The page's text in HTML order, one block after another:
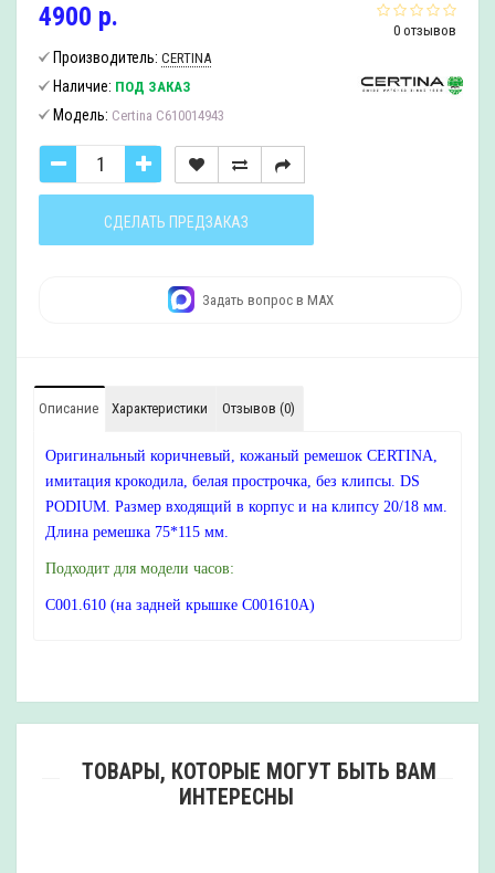
0 отзывов
4900 р.
Производитель: CERTINA
Наличие: ПОД ЗАКАЗ
Модель: Certina C610014943
СДЕЛАТЬ ПРЕДЗАКАЗ
Задать вопрос в MAX
Описание Характеристики Отзывов (0)
Оригинальный коричневый, кожаный ремешок CERTINA,
имитация крокодила, белая прострочка, без клипсы. DS
PODIUM. Размер входящий в корпус и на клипсу 20/18 мм.
Длина ремешка 75*115 мм.
Подходит для модели часов:
C001.610 (на задней крышке C001610A)
ТОВАРЫ, КОТОРЫЕ МОГУТ БЫТЬ ВАМ
ИНТЕРЕСНЫ